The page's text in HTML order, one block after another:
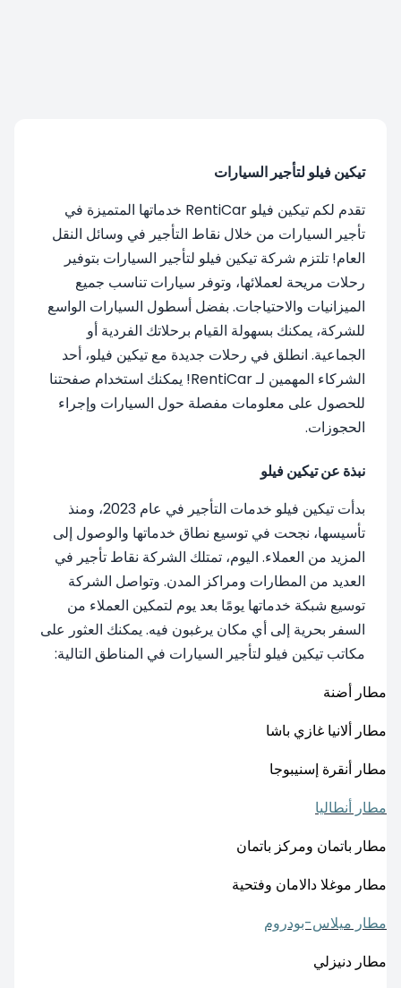
تيكين فيلو لتأجير السيارات
تقدم لكم تيكين فيلو RentiCar خدماتها المتميزة في
تأجير السيارات من خلال نقاط التأجير في وسائل النقل
العام! تلتزم شركة تيكين فيلو لتأجير السيارات بتوفير
رحلات مريحة لعملائها، وتوفر سيارات تناسب جميع
الميزانيات والاحتياجات. بفضل أسطول السيارات الواسع
للشركة، يمكنك بسهولة القيام برحلاتك الفردية أو
الجماعية. انطلق في رحلات جديدة مع تيكين فيلو، أحد
الشركاء المهمين لـ RentiCar! يمكنك استخدام صفحتنا
للحصول على معلومات مفصلة حول السيارات وإجراء
الحجوزات.
نبذة عن تيكين فيلو
بدأت تيكين فيلو خدمات التأجير في عام 2023، ومنذ
تأسيسها، نجحت في توسيع نطاق خدماتها والوصول إلى
المزيد من العملاء. اليوم، تمتلك الشركة نقاط تأجير في
العديد من المطارات ومراكز المدن. وتواصل الشركة
توسيع شبكة خدماتها يومًا بعد يوم لتمكين العملاء من
السفر بحرية إلى أي مكان يرغبون فيه. يمكنك العثور على
مكاتب تيكين فيلو لتأجير السيارات في المناطق التالية:
مطار أضنة
مطار ألانيا غازي باشا
مطار أنقرة إسنيبوجا
مطار أنطاليا
مطار باتمان ومركز باتمان
مطار موغلا دالامان وفتحية
مطار ميلاس-بودروم
مطار دنيزلي